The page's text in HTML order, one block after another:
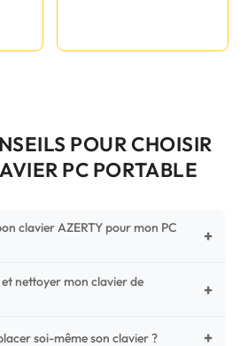
POUR CHOISIR
PC PORTABLE
clavier AZERTY pour mon PC
+
vérifiez trois points critiques sur
la disposition (AZERTY Français), la
des fixations (vis ou clips) au
nettoyer mon clavier de
+
la vie de vos touches.
soi-même son clavier ? +